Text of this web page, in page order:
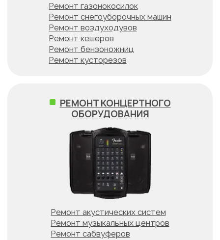
Ремонт газонокосилок
Ремонт снегоуборочных машин
Ремонт воздуходувов
Ремонт кешеров
Ремонт бензоножниц
Ремонт кусторезов
РЕМОНТ КОНЦЕРТНОГО
ОБОРУДОВАНИЯ
Ремонт акустических систем
Ремонт музыкальных центров
Ремонт сабвуферов